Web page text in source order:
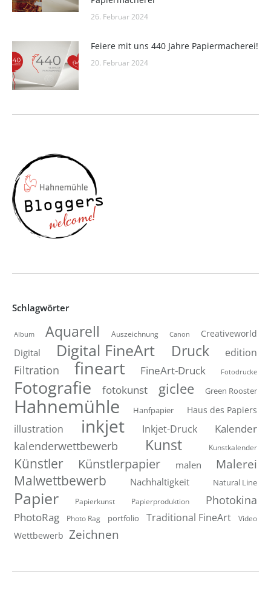
26. Februar 2024
Feiere mit uns 440 Jahre Papiermacherei!
20. Februar 2024
Schlagwörter
Album Aquarell Auszeichnung Canon Creativeworld
Digital Digital FineArt Druck edition
Filtration fineart FineArt-Druck Fotodrucke
Fotografie fotokunst giclee Green Rooster
Hahnemühle Hanfpapier Haus des Papiers
illustration inkjet Inkjet-Druck Kalender
kalenderwettbewerb Kunst Kunstkalender
Künstler Künstlerpapier malen Malerei
Malwettbewerb Nachhaltigkeit Natural Line
Papier Papierkunst Papierproduktion Photokina
PhotoRag Photo Rag portfolio Traditional FineArt Video
Wettbewerb Zeichnen